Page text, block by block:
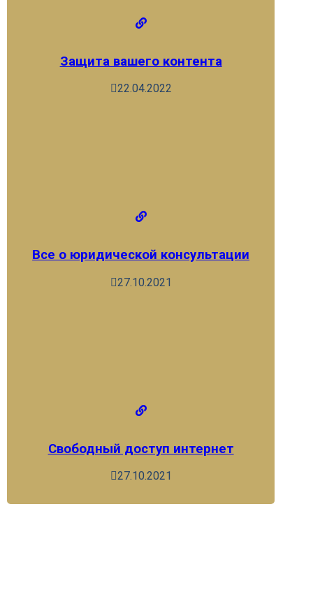
Защита вашего контента
22.04.2022
Все о юридической консультации
27.10.2021
Свободный доступ интернет
27.10.2021